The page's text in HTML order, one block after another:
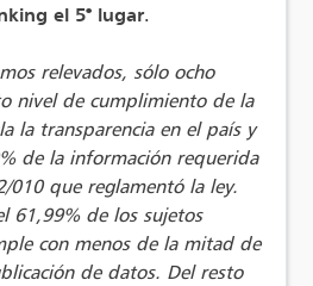
el 5° lugar.
relevados, sólo ocho
nivel de cumplimiento de la
la transparencia en el país y
de la información requerida
010 que reglamentó la ley.
61,99% de los sujetos
con menos de la mitad de
de datos. Del resto